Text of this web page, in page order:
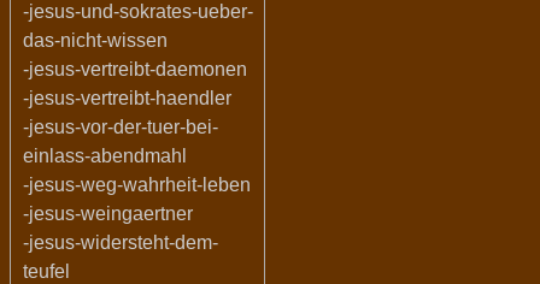
-jesus-und-sokrates-ueber-
das-nicht-wissen
-jesus-vertreibt-daemonen
-jesus-vertreibt-haendler
-jesus-vor-der-tuer-bei-
einlass-abendmahl
-jesus-weg-wahrheit-leben
-jesus-weingaertner
-jesus-widersteht-dem-
teufel